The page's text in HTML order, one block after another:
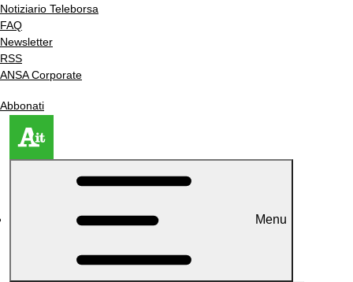
Notiziario Teleborsa
FAQ
Newsletter
RSS
ANSA Corporate
Abbonati
Menu